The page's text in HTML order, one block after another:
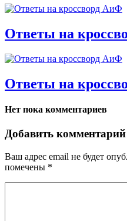
Ответы на
Ответы на
Нет пока комментариев
Добавить комментарий
Ваш адрес email не будет
помечены *